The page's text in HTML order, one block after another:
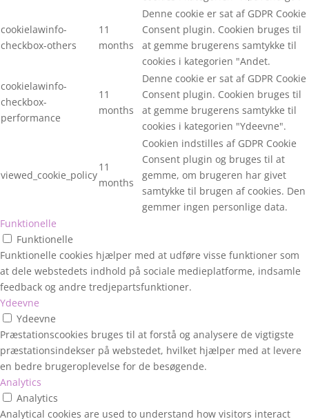
cookielawinfo-
checkbox-others
11
months
Denne cookie er sat af GDPR Cookie
Consent plugin. Cookien bruges til
at gemme brugerens samtykke til
cookies i kategorien "Andet.
cookielawinfo-
checkbox-
performance
11
months
Denne cookie er sat af GDPR Cookie
Consent plugin. Cookien bruges til
at gemme brugerens samtykke til
cookies i kategorien "Ydeevne".
viewed_cookie_policy
11
months
Cookien indstilles af GDPR Cookie
Consent plugin og bruges til at
gemme, om brugeren har givet
samtykke til brugen af cookies. Den
gemmer ingen personlige data.
Funktionelle
Funktionelle
Funktionelle cookies hjælper med at udføre visse funktioner som
at dele webstedets indhold på sociale medieplatforme, indsamle
feedback og andre tredjepartsfunktioner.
Ydeevne
Ydeevne
Præstationscookies bruges til at forstå og analysere de vigtigste
præstationsindekser på webstedet, hvilket hjælper med at levere
en bedre brugeroplevelse for de besøgende.
Analytics
Analytics
Analytical cookies are used to understand how visitors interact